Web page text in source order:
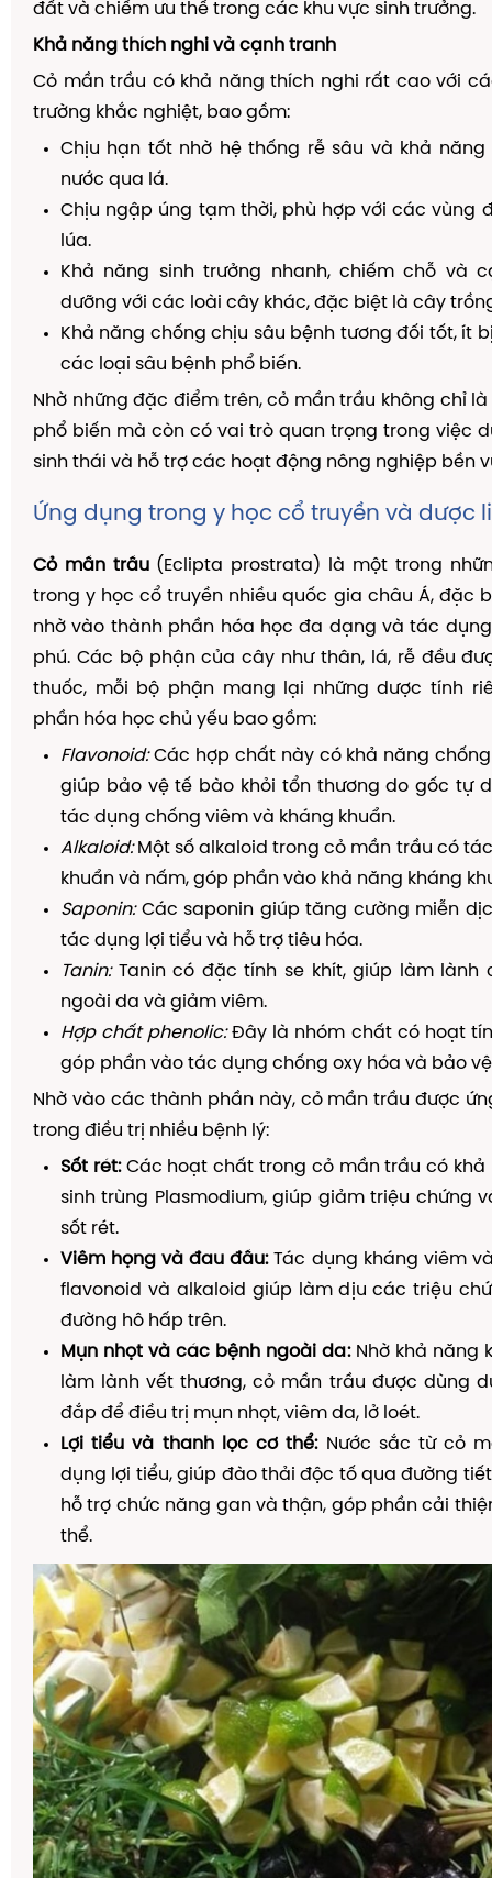
đất và chiếm ưu thế trong các khu vực sinh trưởng.
Khả năng thích nghi và cạnh tranh
Cỏ mần trầu có khả năng thích nghi rất cao với
trường khắc nghiệt, bao gồm:
Chịu hạn tốt nhờ hệ thống rễ sâu và khả
nước qua lá.
Chịu ngập úng tạm thời, phù hợp với các vùng
lúa.
Khả năng sinh trưởng nhanh, chiếm chỗ và
dưỡng với các loài cây khác, đặc biệt là cây
Khả năng chống chịu sâu bệnh tương đối tốt, ít
các loại sâu bệnh phổ biến.
Nhờ những đặc điểm trên, cỏ mần trầu không chỉ
phổ biến mà còn có vai trò quan trọng trong việc
sinh thái và hỗ trợ các hoạt động nông nghiệp bền
Ứng dụng trong y học cổ truyền và dược
Cỏ mần trầu(Eclipta prostrata) là một trong
trong y học cổ truyền nhiều quốc gia châu Á, đặc
nhờ vào thành phần hóa học đa dạng và tác
phú. Các bộ phận của cây như thân, lá, rễ đều
thuốc, mỗi bộ phận mang lại những dược tính
phần hóa học chủ yếu bao gồm:
Flavonoid:Các hợp chất này có khả năng
giúp bảo vệ tế bào khỏi tổn thương do gốc tự
tác dụng chống viêm và kháng khuẩn.
Alkaloid:Một số alkaloid trong cỏ mần trầu có
khuẩn và nấm, góp phần vào khả năng kháng
Saponin:Các saponin giúp tăng cường miễn
tác dụng lợi tiểu và hỗ trợ tiêu hóa.
Tanin:Tanin có đặc tính se khít, giúp làm lành
ngoài da và giảm viêm.
Hợp chất phenolic:Đây là nhóm chất có hoạt
góp phần vào tác dụng chống oxy hóa và bảo
Nhờ vào các thành phần này, cỏ mần trầu được
trong điều trị nhiều bệnh lý:
Sốt rét:Các hoạt chất trong cỏ mần trầu có khả
sinh trùng Plasmodium, giúp giảm triệu chứng
sốt rét.
Viêm họng và đau đầu:Tác dụng kháng viêm
flavonoid và alkaloid giúp làm dịu các triệu
đường hô hấp trên.
Mụn nhọt và các bệnh ngoài da:Nhờ khả năng
làm lành vết thương, cỏ mần trầu được dùng
đắp để điều trị mụn nhọt, viêm da, lở loét.
Lợi tiểu và thanh lọc cơ thể:Nước sắc từ cỏ
dụng lợi tiểu, giúp đào thải độc tố qua đường
hỗ trợ chức năng gan và thận, góp phần cải
thể.